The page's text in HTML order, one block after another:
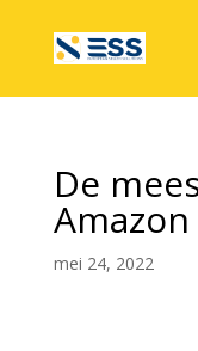
De
mei 24, 2022